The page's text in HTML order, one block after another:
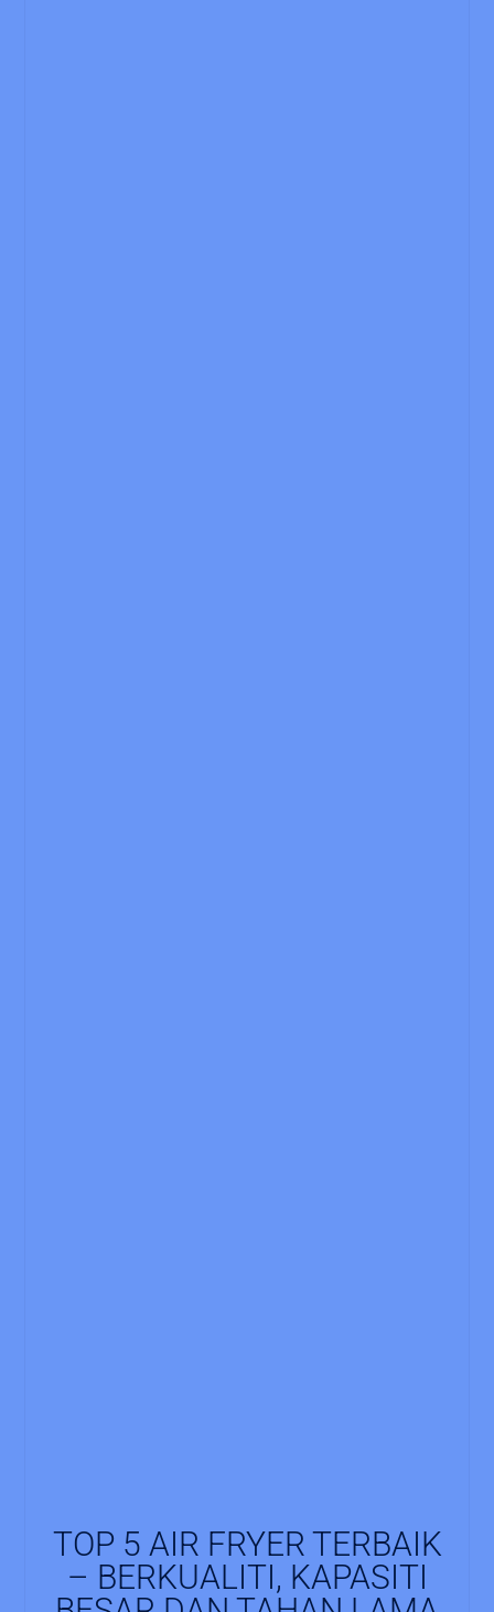
TOP 5 AIR FRYER TERBAIK
– BERKUALITI, KAPASITI